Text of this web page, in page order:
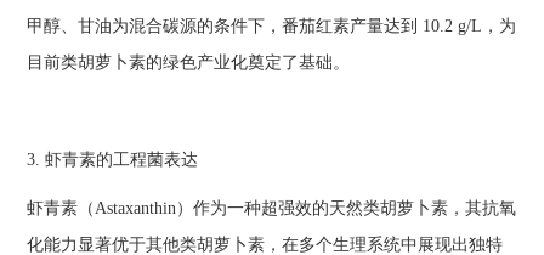
甲醇、甘油为混合碳源的条件下，番茄红素产量达到 10.2 g/L，为
目前类胡萝卜素的绿色产业化奠定了基础。
3. 虾青素的工程菌表达
虾青素（Astaxanthin）作为一种超强效的天然类胡萝卜素，其抗氧
化能力显著优于其他类胡萝卜素，在多个生理系统中展现出独特